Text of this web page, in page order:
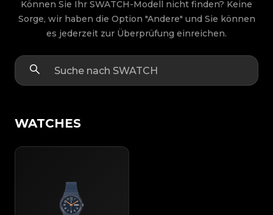
Können Sie Ihr SWATCH-Modell nicht finden? Keine
Sorge, wir haben die Option "Andere" und Sie können
es jederzeit zur Überprüfung einreichen.
WATCHES